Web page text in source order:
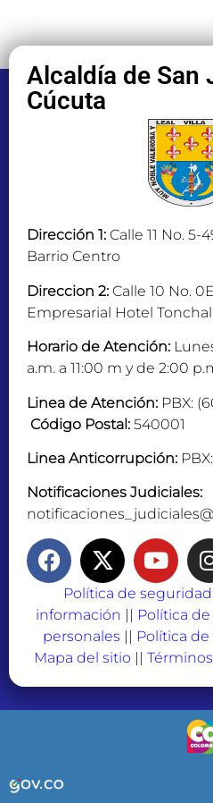
Alcaldía de San
Cúcuta
Dirección 1: Calle 11 No. 5-
Barrio Centro
Direccion 2: Calle 10 No.
Empresarial Hotel
Horario de Atención:
a.m. a 11:00 m y de 2:00
Linea de Atención: PBX:
Código Postal: 540001
Linea Anticorrupción:
Notificaciones Judiciales:
Política de
información || Política
personales || Política
Mapa del sitio ||